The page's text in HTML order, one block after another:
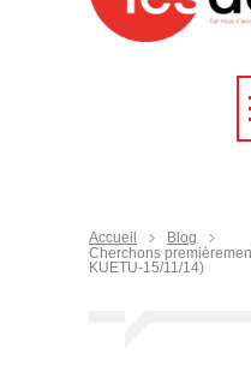
Accueil
Blog
Cherchons
KUETU-15/11/14)